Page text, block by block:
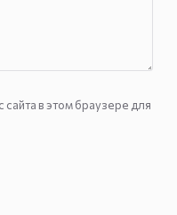
сайта в этом браузере для